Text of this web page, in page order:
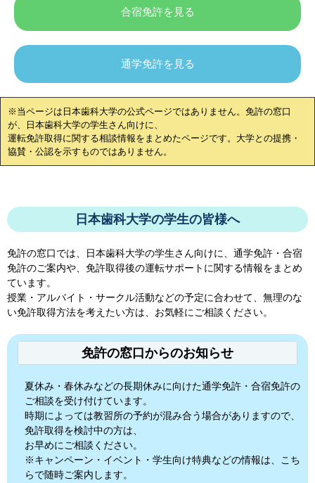
合宿免許を見る
通学免許を見る
※当ページは 日本歯科大学の公式ページではありません。免許の窓口
が、
日本歯科大学の学生さん向けに、
運転免許取得に関する相談情報をまとめたページです。大学との提携・
協賛・公認を示すものではありません。
日本歯科大学の学生の皆様へ
免許の窓口では、 日本歯科大学の学生さん向けに、通学免許・合宿
免許のご案内や、免許取得後の運転サポートに関する情報をまとめ
ています。
授業・アルバイト・サークル活動などの予定に合わせて、無理のな
い免許取得方法を考えたい方は、お気軽にご相談ください。
免許の窓口からのお知らせ
夏休み・春休みなどの長期休みに向けた通学免許・合宿免許の
ご相談を受け付けています。
時期によっては教習所の予約が混み合う場合がありますので、
免許取得を検討中の方は、
お早めにご相談ください。
※キャンペーン・イベント・学生向け特典などの情報は、こち
らで随時ご案内します。